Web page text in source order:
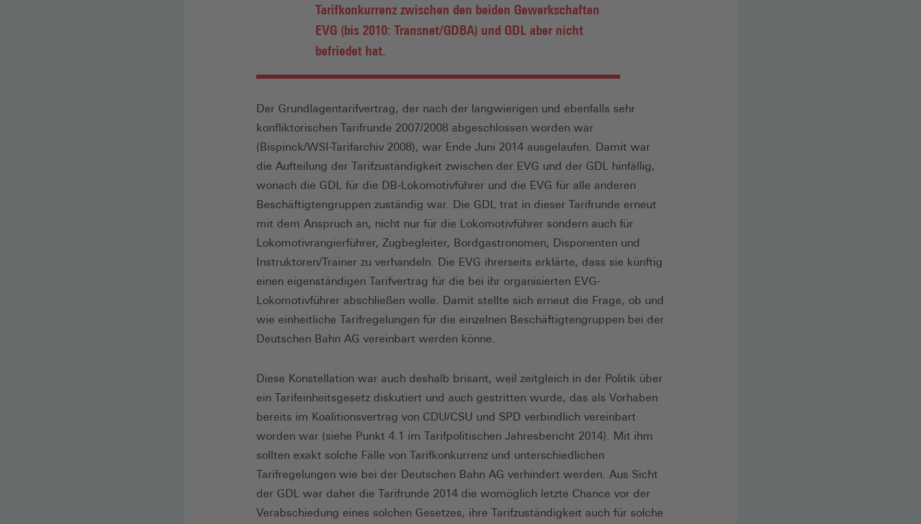
Tarifkonkurrenz zwischen den beiden Gewerkschaften
EVG (bis 2010: Transnet/GDBA) und GDL aber nicht
befriedet hat.
Der Grundlagentarifvertrag, der nach der langwierigen und ebenfalls sehr
konfliktorischen Tarifrunde 2007/2008 abgeschlossen worden war
(Bispinck/WSI-Tarifarchiv 2008), war Ende Juni 2014 ausgelaufen. Damit war
die Aufteilung der Tarifzuständigkeit zwischen der EVG und der GDL hinfällig,
wonach die GDL für die DB-Lokomotivführer und die EVG für alle anderen
Beschäftigtengruppen zuständig war. Die GDL trat in dieser Tarifrunde erneut
mit dem Anspruch an, nicht nur für die Lokomotivführer sondern auch für
Lokomotivrangierführer, Zugbegleiter, Bordgastronomen, Disponenten und
Instruktoren/Trainer zu verhandeln. Die EVG ihrerseits erklärte, dass sie künftig
einen eigenständigen Tarifvertrag für die bei ihr organisierten EVG-
Lokomotivführer abschließen wolle. Damit stellte sich erneut die Frage, ob und
wie einheitliche Tarifregelungen für die einzelnen Beschäftigtengruppen bei der
Deutschen Bahn AG vereinbart werden könne.
Diese Konstellation war auch deshalb brisant, weil zeitgleich in der Politik über
ein Tarifeinheitsgesetz diskutiert und auch gestritten wurde, das als Vorhaben
bereits im Koalitionsvertrag von CDU/CSU und SPD verbindlich vereinbart
worden war (siehe Punkt 4.1 im Tarifpolitischen Jahresbericht 2014). Mit ihm
sollten exakt solche Fälle von Tarifkonkurrenz und unterschiedlichen
Tarifregelungen wie bei der Deutschen Bahn AG verhindert werden. Aus Sicht
der GDL war daher die Tarifrunde 2014 die womöglich letzte Chance vor der
Verabschiedung eines solchen Gesetzes, ihre Tarifzuständigkeit auch für solche